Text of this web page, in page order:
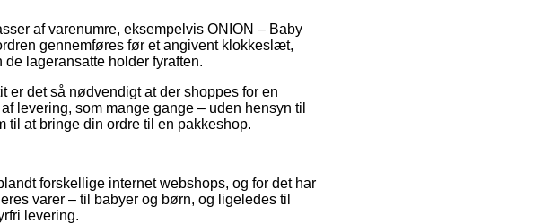
af varenumre, eksempelvis ONION – Baby
gennemføres før et angivent klokkeslæt,
lageransatte holder fyraften.
er det så nødvendigt at der shoppes for en
levering, som mange gange – uden hensyn til
til at bringe din ordre til en pakkeshop.
forskellige internet webshops, og for det har
varer – til babyer og børn, og ligeledes til
levering.